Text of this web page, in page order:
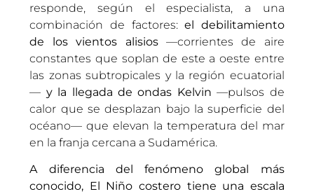
responde, según el especialista, a una
combinación de factores:el debilitamiento
de los vientos alisios—corrientes de aire
constantes que soplan de este a oeste entre
las zonas subtropicales y la región ecuatorial
— y la llegada de ondas Kelvin —pulsos de
calor que se desplazan bajo la superficie del
océano— que elevan la temperatura del mar
en la franja cercana a Sudamérica.
A diferencia del fenómeno global más
conocido, El Niño costero tiene una escala